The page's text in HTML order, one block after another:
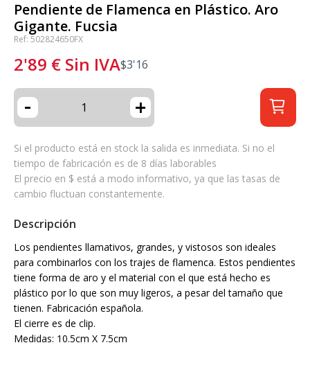
Pendiente de Flamenca en Plástico. Aro
Gigante. Fucsia
Ref: 502824650FX
2'89 € Sin IVA$3'16
- +
Si el producto está en stock la salida es inmediata. Si no el
tiempo de fabricación es de 8 días laborables
El precio en $ está a modo informativo, ya que las tasas de
cambio fluctuan constantemente.
Descripción
Los pendientes llamativos, grandes, y vistosos son ideales
para combinarlos con los trajes de flamenca. Estos pendientes
tiene forma de aro y el material con el que está hecho es
plástico por lo que son muy ligeros, a pesar del tamaño que
tienen. Fabricación española.
El cierre es de clip.
Medidas: 10.5cm X 7.5cm